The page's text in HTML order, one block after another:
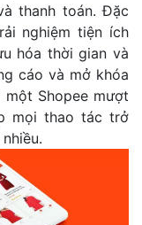
thanh toán. Đặc
nghiệm tiện ích
hóa thời gian và
cáo và mở khóa
Shopee mượt
mọi thao tác trở